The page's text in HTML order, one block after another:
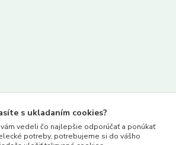
s ukladaním cookies?
vedeli čo najlepšie odporúčať a ponúkať
potreby, potrebujeme si do vášho